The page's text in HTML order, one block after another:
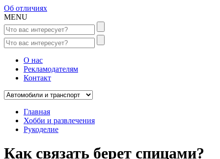
Об отличиях
MENU
О нас
Рекламодателям
Контакт
Главная
Хобби и развлечения
Рукоделие
Как связать берет спицами?